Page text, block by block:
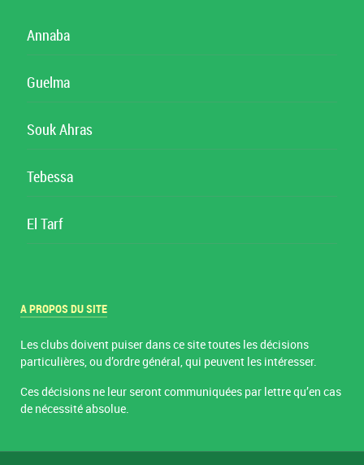
Annaba
Guelma
Souk Ahras
Tebessa
El Tarf
A PROPOS DU SITE
Les clubs doivent puiser dans ce site toutes les décisions
particulières, ou d’ordre général, qui peuvent les intéresser.
Ces décisions ne leur seront communiquées par lettre qu’en cas
de nécessité absolue.